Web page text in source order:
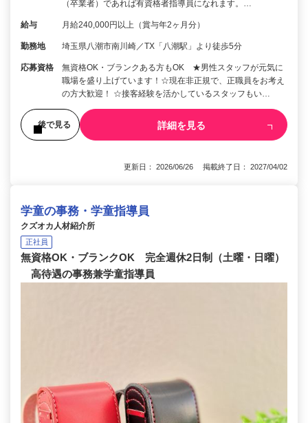
（卒業者）であれば有資格者指導員になれます。…
給与 月給240,000円以上（賞与年2ヶ月分）
勤務地 埼玉県八潮市南川崎／TX「八潮駅」より徒歩5分
応募資格
無資格OK・ブランクある方もOK ★男性スタッフが元気に
職場を盛り上げています！☆現在非正規で、正職員をお考え
の方大歓迎！ ☆接客経験を活かしているスタッフもい…
後で見る 詳細を見る
更新日： 2026/06/26 掲載終了日： 2027/04/02
学童の事務・学童指導員
クズオカ人材紹介所
正社員
無資格OK・ブランクOK 完全週休2日制（土曜・日曜）
高待遇の事務兼学童指導員